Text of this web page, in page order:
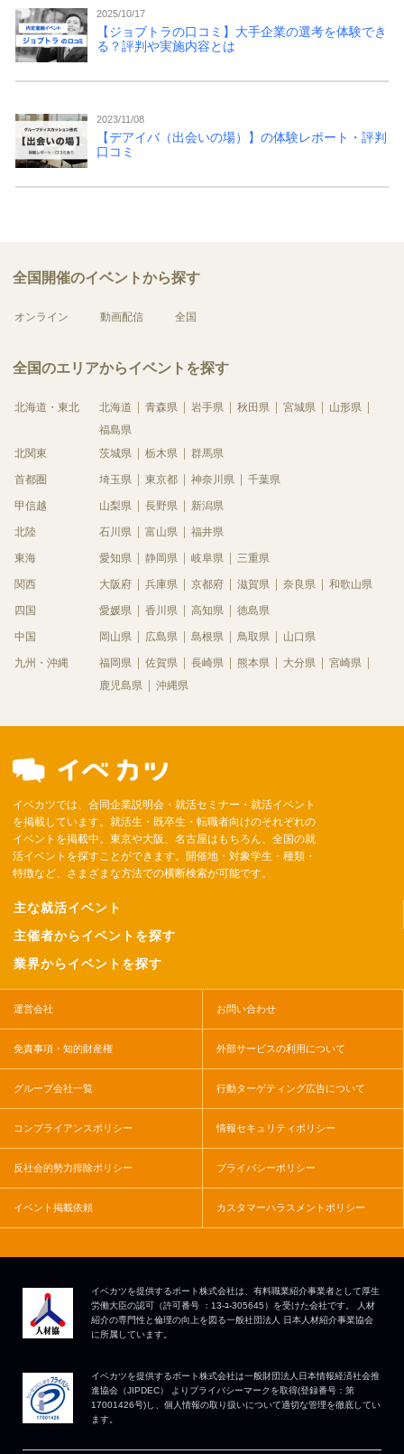
2025/10/17
【ジョブトラの口コミ】大手企業の選考を体験でき
る？評判や実施内容とは
2023/11/08
【デアイバ（出会いの場）】の体験レポート・評判
口コミ
全国開催のイベントから探す
オンライン 動画配信 全国
全国のエリアからイベントを探す
北海道・東北 北海道 青森県 岩手県 秋田県 宮城県
山形県
福島県
北関東
茨城県 栃木県 群馬県
首都圏 埼玉県 東京都 神奈川県 千葉県
甲信越 山梨県 長野県 新潟県
北陸 石川県 富山県 福井県
東海 愛知県 静岡県 岐阜県 三重県
関西 大阪府 兵庫県 京都府 滋賀県 奈良県 和歌山県
四国 愛媛県 香川県 高知県 徳島県
中国 岡山県 広島県 島根県 鳥取県 山口県
九州・沖縄 福岡県 佐賀県 長崎県 熊本県 大分県
宮崎県
鹿児島県
沖縄県
イベカツでは、合同企業説明会・就活セミナー・就活イベント
を掲載しています。就活生・既卒生・転職者向けのそれぞれの
イベントを掲載中。東京や大阪、名古屋はもちろん、全国の就
活イベントを探すことができます。開催地・対象学生・種類・
特徴など、さまざまな方法での横断検索が可能です。
主な就活イベント
主催者からイベントを探す
業界からイベントを探す
運営会社 お問い合わせ
免責事項・知的財産権 外部サービスの利用について
グループ会社一覧 行動ターゲティング広告について
コンプライアンスポリシー 情報セキュリティポリシー
反社会的勢力排除ポリシー プライバシーポリシー
イベント掲載依頼 カスタマーハラスメントポリシー